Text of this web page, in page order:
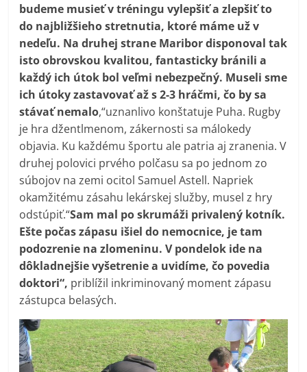
budeme musieť v tréningu vylepšiť a zlepšiť to
do najbližšieho stretnutia, ktoré máme už v
nedeľu. Na druhej strane Maribor disponoval tak
isto obrovskou kvalitou, fantasticky bránili a
každý ich útok bol veľmi nebezpečný. Museli sme
ich útoky zastavovať až s 2-3 hráčmi, čo by sa
stávať nemalo,“uznanlivo konštatuje Puha. Rugby
je hra džentlmenom, zákernosti sa málokedy
objavia. Ku každému športu ale patria aj zranenia. V
druhej polovici prvého polčasu sa po jednom zo
súbojov na zemi ocitol Samuel Astell. Napriek
okamžitému zásahu lekárskej služby, musel z hry
odstúpiť.“Sam mal po skrumáži privalený kotník.
Ešte počas zápasu išiel do nemocnice, je tam
podozrenie na zlomeninu. V pondelok ide na
dôkladnejšie vyšetrenie a uvidíme, čo povedia
doktori“, priblížil inkriminovaný moment zápasu
zástupca belasých.